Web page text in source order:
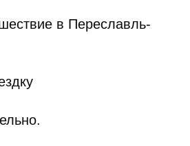
в Переславль-